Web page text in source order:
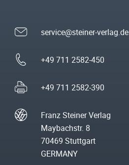
service@steiner-verlag.de
+49 711 2582-450
+49 711 2582-390
Franz Steiner Verlag
Maybachstr. 8
70469 Stuttgart
GERMANY